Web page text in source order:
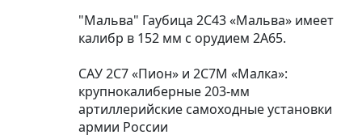
"Мальва" Гаубица 2С43 «Мальва» имеет
калибр в 152 мм с орудием 2А65.
САУ 2С7 «Пион» и 2С7М «Малка»:
крупнокалиберные 203-мм
артиллерийские самоходные установки
армии России